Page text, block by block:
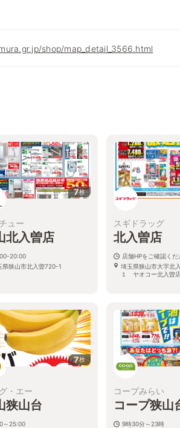
shop/map_detail_3566.html
7枚
ュー
北入曽店
20:00
県狭山市北入曽720-1
スギドラッグ
北入曽店
店舗HPをご確認くだ
埼玉県狭山市大字北
１ ヤオコー北入曽
7枚
・エー
狭山台
～25:00
コープみらい
コープ狭山
9時30分～23時